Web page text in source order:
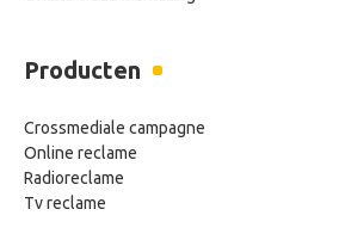
Producten
Crossmediale campagne
Online reclame
Radioreclame
Tv reclame